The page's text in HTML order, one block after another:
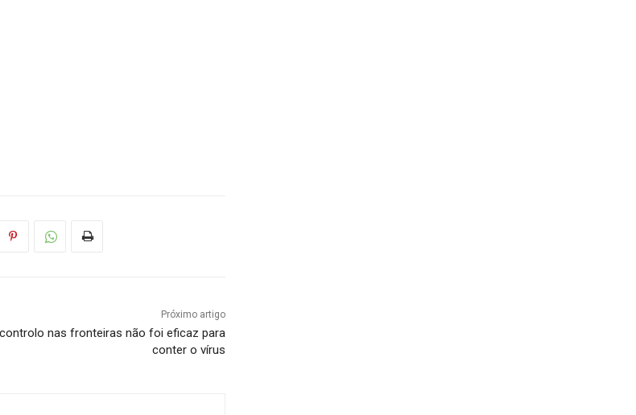
Próximo artigo
nas fronteiras não foi eficaz para
conter o vírus